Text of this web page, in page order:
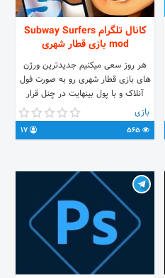
کانال تلگرام Subway Surfers
mod بازی قطار شهری
هر روز سعی میکنیم جدیدترین ورژن
های بازی قطار شهری رو به صورت فول
آنلاک و با پول بینهایت در چنل قرار
بدیم.
بازی